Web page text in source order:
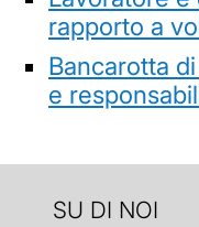
rapporto a
Bancarotta
e
SU DI NOI